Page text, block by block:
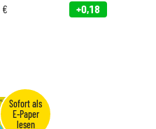
€ +0,18